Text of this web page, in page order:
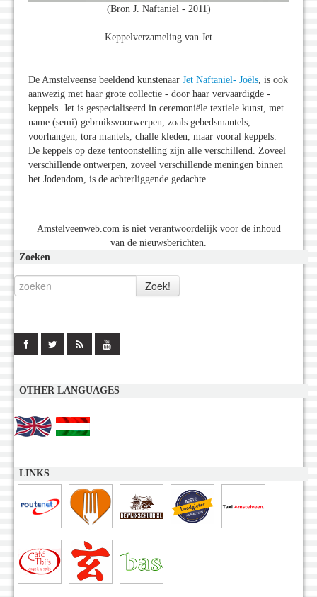
(Bron J. Naftaniel - 2011)
Keppelverzameling van Jet
De Amstelveense beeldend kunstenaar Jet Naftaniel- Joëls, is ook
aanwezig met haar grote collectie - door haar vervaardigde -
keppels. Jet is gespecialiseerd in ceremoniële textiele kunst, met
name (semi) gebruiksvoorwerpen, zoals gebedsmantels,
voorhangen, tora mantels, challe kleden, maar vooral keppels.
De keppels op deze tentoonstelling zijn alle verschillend. Zoveel
verschillende ontwerpen, zoveel verschillende meningen binnen
het Jodendom, is de achterliggende gedachte.
Amstelveenweb.com is niet verantwoordelijk voor de inhoud
van de nieuwsberichten.
Zoeken
OTHER LANGUAGES
LINKS